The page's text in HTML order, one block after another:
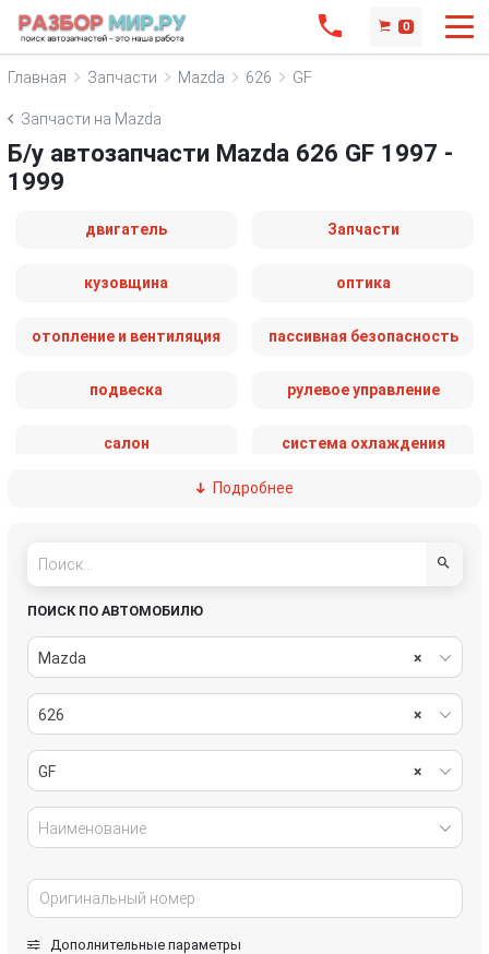
0
Главная Запчасти Mazda 626 GF
Запчасти на Mazda
Б/у автозапчасти Mazda 626 GF 1997 -
1999
двигатель Запчасти
кузовщина оптика
отопление и вентиляция пассивная безопасность
подвеска рулевое управление
салон система охлаждения
топливная система
Подробнее
ПОИСК ПО АВТОМОБИЛЮ
×
Mazda
×
626
×
GF
Наименование
Дополнительные параметры